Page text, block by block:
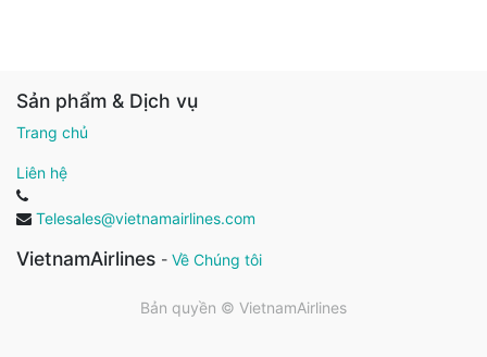
Sản phẩm & Dịch vụ
Trang chủ
Liên hệ
Telesales@vietnamairlines.com
VietnamAirlines - Về Chúng tôi
Bản quyền © VietnamAirlines